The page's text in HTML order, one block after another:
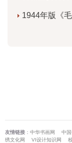
1944年版《
友情链接 ： 中华书画网 中国
绣文化网
VI设计知识网